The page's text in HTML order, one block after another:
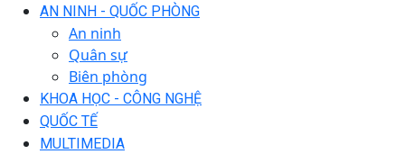
AN NINH - QUỐC PHÒNG
An ninh
Quân sự
Biên phòng
KHOA HỌC - CÔNG NGHỆ
QUỐC TẾ
MULTIMEDIA